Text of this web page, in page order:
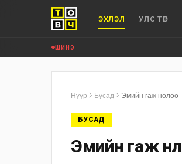
ЭХЛЭЛ УЛС ТӨР
ШИНЭ
Нүүр Бусад Эмийн гаж нөлөө
БУСАД
Эмийн гаж нөлөө